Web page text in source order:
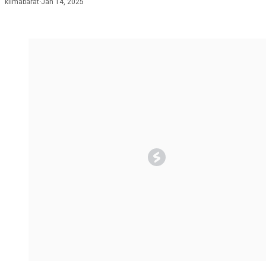
klimabarat·Jan 14, 2025